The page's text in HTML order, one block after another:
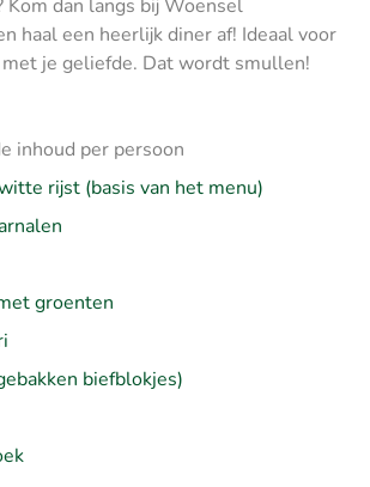
Kom dan langs bij Woensel
haal een heerlijk diner af! Ideaal voor
je geliefde. Dat wordt smullen!
inhoud per persoon
rijst (basis van het menu)
groenten
biefblokjes)